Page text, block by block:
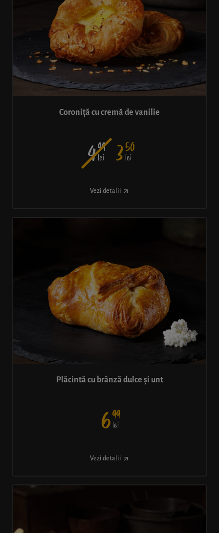
Coroniță cu cremă de vanilie
499
lei 350
lei
Vezi detalii
Plăcintă cu brânză dulce și unt
699
lei
Vezi detalii